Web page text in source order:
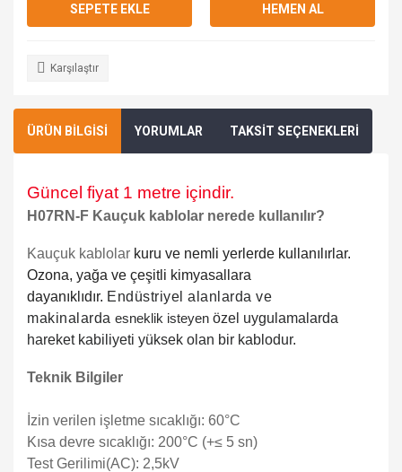
SEPETE EKLE HEMEN AL
Karşılaştır
ÜRÜN BİLGİSİ YORUMLAR TAKSİT SEÇENEKLERİ
Güncel fiyat 1 metre içindir.
H07RN-F Kauçuk kablolar nerede kullanılır?
Kauçuk kablolar kuru ve nemli yerlerde kullanılırlar.
Ozona, yağa ve çeşitli kimyasallara
dayanıklıdır. Endüstriyel alanlarda ve
makinalarda esneklik isteyen özel uygulamalarda
hareket kabiliyeti yüksek olan bir kablodur.
Teknik Bilgiler
İzin verilen işletme sıcaklığı: 60°C
Kısa devre sıcaklığı: 200°C (+≤ 5 sn)
Test Gerilimi(AC): 2,5kV